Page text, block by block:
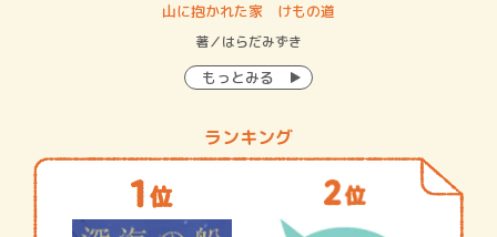
山に抱かれた家 けもの道
著／はらだみずき
もっとみる
ランキング